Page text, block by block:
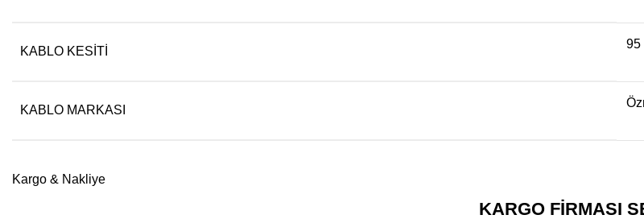
KABLO KESITI
95
KABLO MARKASI
Kargo & Nakliye
KARGO FİRMASI